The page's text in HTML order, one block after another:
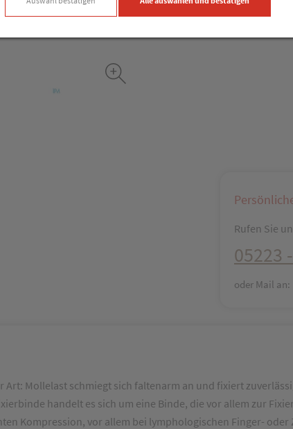
Rufen Sie
05223
oder Mail
Mollelast schmiegt sich faltenarm an und fixiert
handelt es sich um eine Binde, die vor allem zur
Kompression, vor allem bei lymphologischen Finger-